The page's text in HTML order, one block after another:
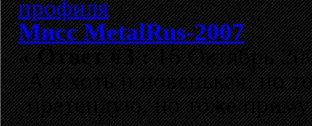
Мисс MetalRus-2007
«Ответ #3 :16 Октябрь
А я хоть и новенькая, но
претендую, но тоже